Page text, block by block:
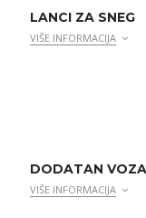
LANCI ZA SNEG
VIŠE INFORMACIJA
DODATAN
VIŠE INFORMACIJA